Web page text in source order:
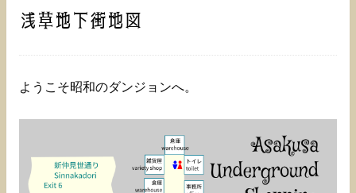
浅草地下街地図
ようこそ昭和のダンジョンへ。